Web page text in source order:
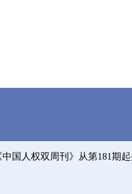
国人权双周刊》从第181期